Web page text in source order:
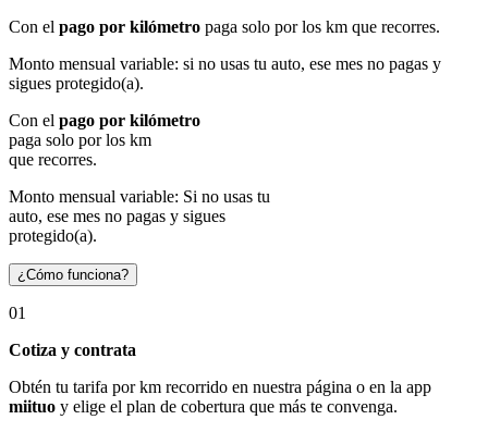
Con el pago por kilómetro paga solo por los km que recorres.
Monto mensual variable: si no usas tu auto, ese mes no pagas y
sigues protegido(a).
Con el pago por kilómetro
paga solo por los km
que recorres.
Monto mensual variable: Si no usas tu
auto, ese mes no pagas y sigues
protegido(a).
¿Cómo funciona?
01
Cotiza y contrata
Obtén tu tarifa por km recorrido en nuestra página o en la app
miituo y elige el plan de cobertura que más te convenga.